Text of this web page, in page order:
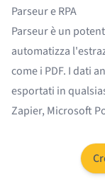
Parseur e RPA
Parseurè un
automatizza
come i PDF. I dati
esportati in
Zapier, Microsoft